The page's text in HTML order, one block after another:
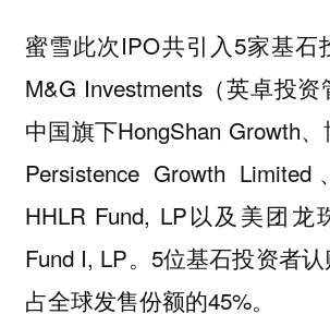
蜜雪此次IPO共引入5家基石
M&G Investments（英卓投
中国旗下HongShan Growth
Persistence Growth
HHLR Fund, LP以及美团龙
Fund I, LP。5位基石投资者认
占全球发售份额的45%。